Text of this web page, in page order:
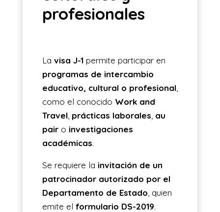
profesionales
La visa J-1 permite participar en
programas de intercambio
educativo, cultural o profesional
como el conocido Work and
Travel prácticas laborales au
pairo investigaciones
académicas.
Se requiere la invitación de un
patrocinador autorizado por el
Departamento de Estado , quien
emite el formulario DS-2019.